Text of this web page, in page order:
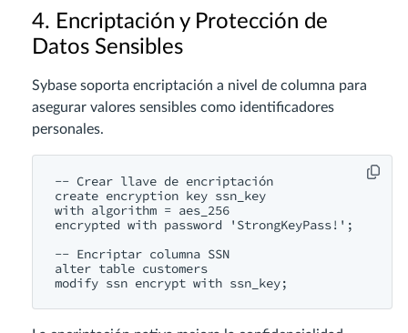
4. Encriptación y Protección de
Datos Sensibles
Sybase soporta encriptación a nivel de columna para
asegurar valores sensibles como identificadores
personales.
-- Crear llave de encriptación
create encryption key ssn_key
with algorithm = aes_256
encrypted with password 'StrongKeyPass!';
-- Encriptar columna SSN
alter table customers